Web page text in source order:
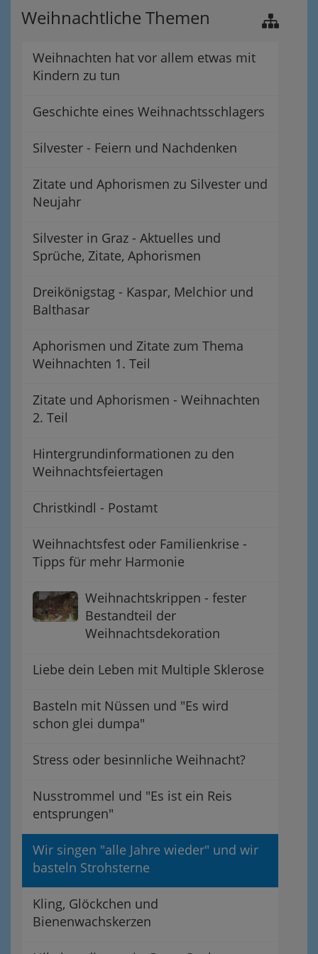
Weihnachtliche Themen
Weihnachten hat vor allem etwas mit
Kindern zu tun
Geschichte eines Weihnachtsschlagers
Silvester - Feiern und Nachdenken
Zitate und Aphorismen zu Silvester und
Neujahr
Silvester in Graz - Aktuelles und
Sprüche, Zitate, Aphorismen
Dreikönigstag - Kaspar, Melchior und
Balthasar
Aphorismen und Zitate zum Thema
Weihnachten 1. Teil
Zitate und Aphorismen - Weihnachten
2. Teil
Hintergrundinformationen zu den
Weihnachtsfeiertagen
Christkindl - Postamt
Weihnachtsfest oder Familienkrise -
Tipps für mehr Harmonie
Weihnachtskrippen - fester
Bestandteil der
Weihnachtsdekoration
Liebe dein Leben mit Multiple Sklerose
Basteln mit Nüssen und "Es wird
schon glei dumpa"
Stress oder besinnliche Weihnacht?
Nusstrommel und "Es ist ein Reis
entsprungen"
Wir singen "alle Jahre wieder" und wir
basteln Strohsterne
Kling, Glöckchen und
Bienenwachskerzen